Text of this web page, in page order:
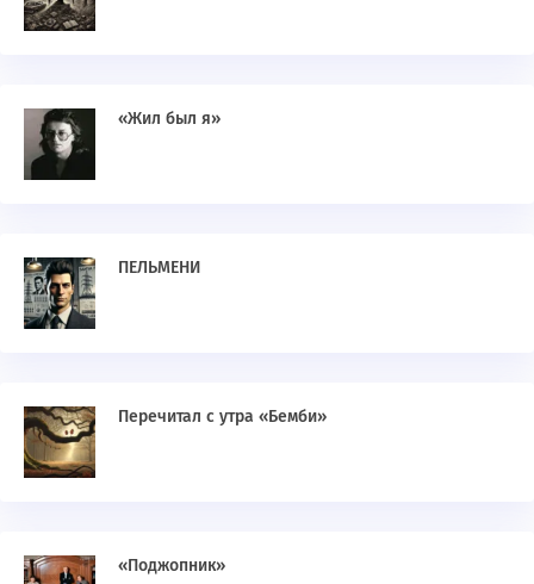
«Жил был я»
ПЕЛЬМЕНИ
Перечитал с утра «Бемби»
«Поджопник»